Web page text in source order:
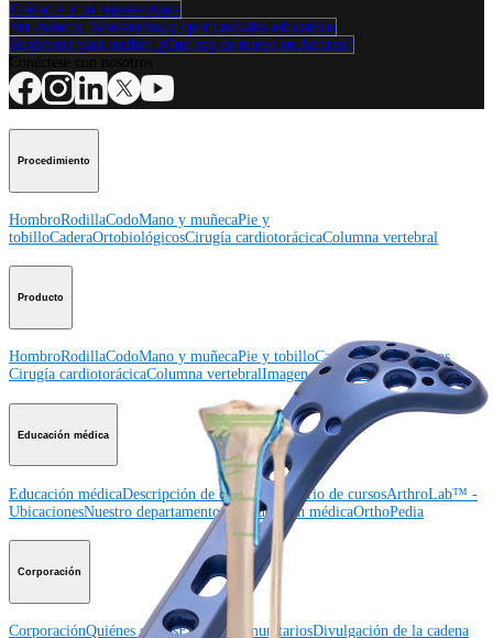
Contacte a un representante
Ver eventos, laboratorios y oportunidades educativas
Regístrese para recibir: ¿Qué hay de nuevo en Arthrex?
Procedimiento
HombroRodillaCodoMano y muñecaPie y
tobilloCaderaOrtobiológicosCirugía cardiotorácicaColumna vertebral
Producto
HombroRodillaCodoMano y muñecaPie y tobilloCaderaOrtobiológicos
Cirugía cardiotorácicaColumna vertebralImagen y resección
Educación médica
Educación médicaDescripción de cursos Calendario de cursosArthroLab™ -
UbicacionesNuestro departamento de educación médicaOrthoPedia
Corporación
CorporaciónQuiénes somosEventos comunitariosDivulgación de la cadena